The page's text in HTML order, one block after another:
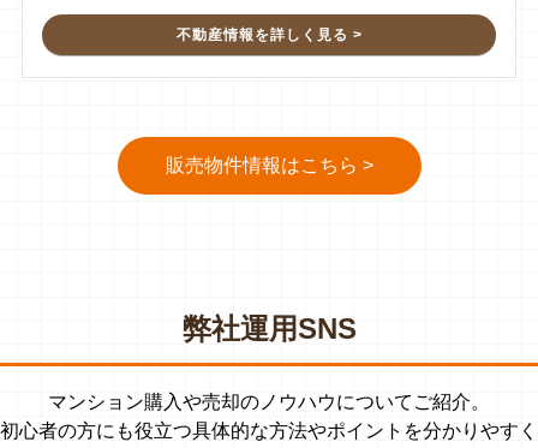
不動産情報を詳しく見る >
販売物件情報はこちら >
弊社運用SNS
マンション購入や売却のノウハウについてご紹介。
初心者の方にも役立つ具体的な方法やポイントを分かりやすく